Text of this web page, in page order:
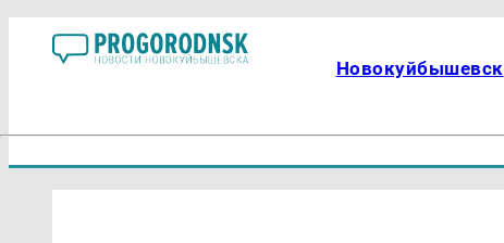
Новокуйбышевск